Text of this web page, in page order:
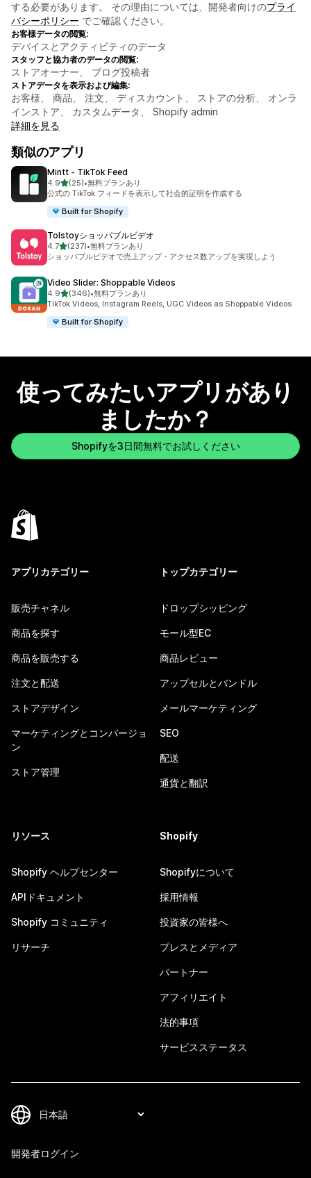
する必要があります。 その理由については、開発者向けのプライ
バシーポリシー でご確認ください。
お客様データの閲覧:
デバイスとアクティビティのデータ
スタッフと協力者のデータの閲覧:
ストアオーナー、 ブログ投稿者
ストアデータを表示および編集:
お客様、 商品、 注文、 ディスカウント、 ストアの分析、 オンラ
インストア、 カスタムデータ、 Shopify admin
詳細を見る
類似のアプリ
Mintt ‑ TikTok Feed
4.95つ星中
(25)
合計レビュー数：25件
•無料プランあり
公式の TikTok フィードを表示して社会的証明を作成する
Built for Shopify
Tolstoyショッパブルビデオ
4.75つ星中
(237)
合計レビュー数：237件
•無料プランあり
ショッパブルビデオで売上アップ・アクセス数アップを実現しよう
Video Slider: Shoppable Videos
4.95つ星中
(346)
合計レビュー数：346件
•無料プランあり
TikTok Videos, Instagram Reels, UGC Videos as Shoppable Videos
Built for Shopify
使ってみたいアプリがあり
ましたか？
Shopifyを3日間無料でお試しください
アプリカテゴリー
販売チャネル
商品を探す
商品を販売する
注文と配送
ストアデザイン
マーケティングとコンバージョ
ン
ストア管理
トップカテゴリー
ドロップシッピング
モール型EC
商品レビュー
アップセルとバンドル
メールマーケティング
SEO
配送
通貨と翻訳
リソース
Shopify ヘルプセンター
APIドキュメント
Shopify コミュニティ
リサーチ
Shopify
Shopifyについて
採用情報
投資家の皆様へ
プレスとメディア
パートナー
アフィリエイト
法的事項
サービスステータス
開発者ログイン